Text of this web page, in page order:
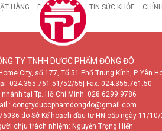
HÀNG BỆNH DẠ DÀY TIN SỨC KHỎE
TY TNHH DƯỢC PHẨM ĐÔNG ĐÔ
City, số 177, Tổ 51 Phố Trung Kính, P. Yên
024.355.761.51/52/55 | Fax: 024.355.761.50
nhánh tại Tp. Hồ Chí Minh: 028.6299.9786
: congtyduocphamdongdo@gmail.com
do Sở Kế hoạch đầu tư HN cấp ngày 11/
chịu trách nhiệm: Nguyễn Trọng Hiển